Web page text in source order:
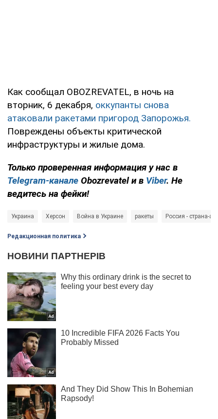
Как сообщал OBOZREVATEL, в ночь на
вторник, 6 декабря, оккупанты снова
атаковали ракетами пригород Запорожья.
Повреждены объекты критической
инфраструктуры и жилые дома.
Только проверенная информация у нас в
Telegram-канале Obozrevatel и в Viber. Не
ведитесь на фейки!
Украина Херсон Война в Украине ракеты Россия - страна-
Редакционная политика